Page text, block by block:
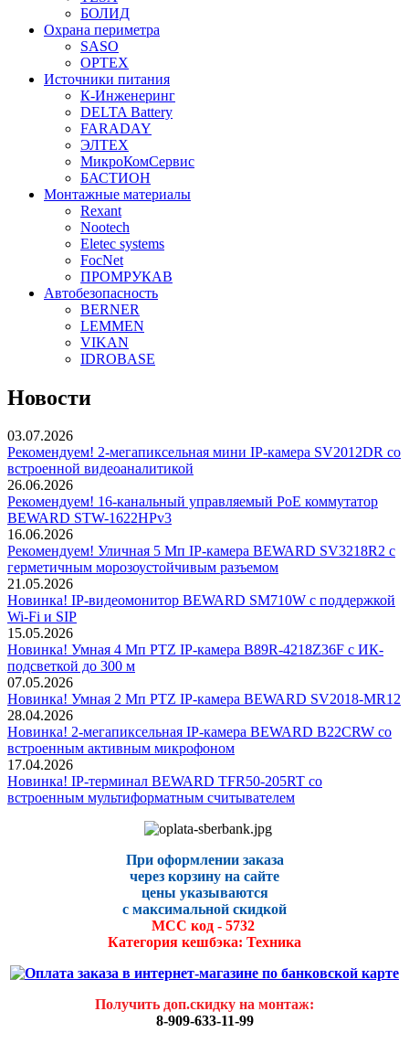
БОЛИД
Охрана периметра
SASO
OPTEX
Источники питания
К-Инженеринг
DELTA Battery
FARADAY
ЭЛТЕХ
МикроКомСервис
БАСТИОН
Монтажные материалы
Rexant
Nootech
Eletec systems
FocNet
ПРОМРУКАВ
Автобезопасность
BERNER
LEMMEN
VIKAN
IDROBASE
Новости
03.07.2026
Рекомендуем! 2-мегапиксельная мини IP-камера SV2012DR со
встроенной видеоаналитикой
26.06.2026
Рекомендуем! 16-канальный управляемый PoE коммутатор
BEWARD STW-1622HPv3
16.06.2026
Рекомендуем! Уличная 5 Мп IP-камера BEWARD SV3218R2 с
герметичным морозоустойчивым разъемом
21.05.2026
Новинка! IP-видеомонитор BEWARD SM710W с поддержкой
Wi-Fi и SIP
15.05.2026
Новинка! Умная 4 Мп PTZ IP-камера B89R-4218Z36F с ИК-
подсветкой до 300 м
07.05.2026
Новинка! Умная 2 Мп PTZ IP-камера BEWARD SV2018-MR12
28.04.2026
Новинка! 2-мегапиксельная IP-камера BEWARD B22CRW со
встроенным активным микрофоном
17.04.2026
Новинка! IP-терминал BEWARD TFR50-205RT со
встроенным мультиформатным считывателем
При оформлении заказа
через корзину на сайте
цены указываются
с максимальной скидкой
МСС код - 5732
Категория кешбэка: Техника
Получить доп.скидку на монтаж:
8-909-633-11-99